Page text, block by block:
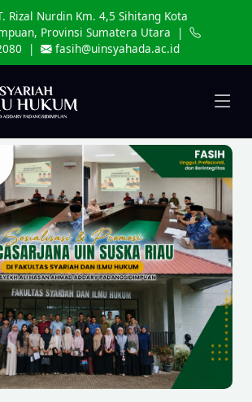
Rizal Nurdin Km. 4,5 Sihitang Kota
Provinsi Sumatera Utara |
|
fasih@uinsyahada.ac.id